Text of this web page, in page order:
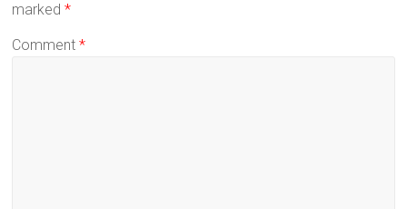
marked*
Comment*